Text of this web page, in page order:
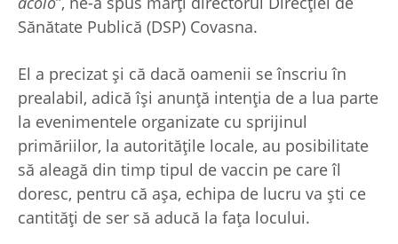
Sănătate Publică (DSP) Covasna.
El a precizat și că dacă oamenii se înscriu în
prealabil, adică își anunță intenția de a lua parte
la evenimentele organizate cu sprijinul
primăriilor, la autoritățile locale, au posibilitate
să aleagă din timp tipul de vaccin pe care îl
doresc, pentru că așa, echipa de lucru va ști ce
cantități de ser să aducă la fața locului.